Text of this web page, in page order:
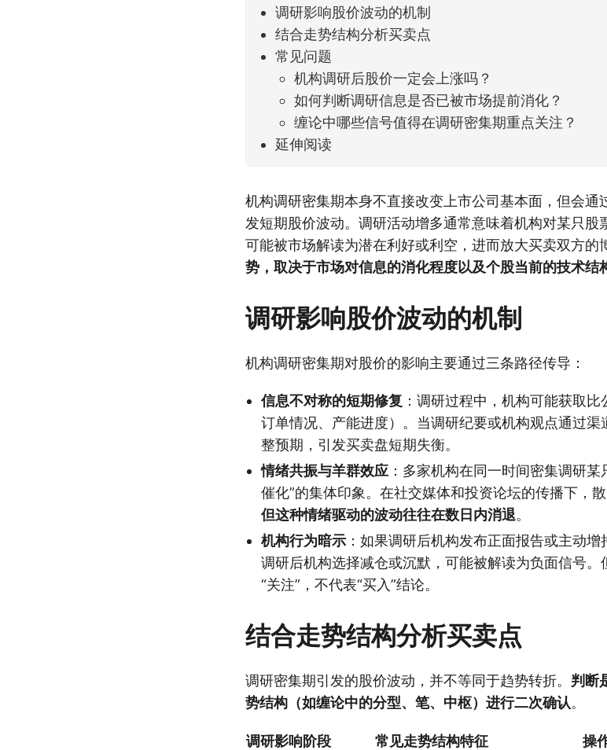
调研影响股价波动的机制
结合走势结构分析买卖点
常见问题
机构调研后股价一定会上涨吗？
如何判断调研信息是否已被市场提前消化？
缠论中哪些信号值得在调研密集期重点关注？
延伸阅读
机构调研密集期本身不直接改变上市公司基本面，但会通
发短期股价波动。调研活动增多通常意味着机构对某只股
可能被市场解读为潜在利好或利空，进而放大买卖双方的
势，取决于市场对信息的消化程度以及个股当前的技术结
调研影响股价波动的机制
机构调研密集期对股价的影响主要通过三条路径传导：
信息不对称的短期修复 ：调研过程中，机构可能获取
订单情况、产能进度）。当调研纪要或机构观点通过
整预期，引发买卖盘短期失衡。
情绪共振与羊群效应 ：多家机构在同一时间密集调研
催化”的集体印象。在社交媒体和投资论坛的传播下，
但这种情绪驱动的波动往往在数日内消退。
机构行为暗示 ：如果调研后机构发布正面报告或主动
调研后机构选择减仓或沉默，可能被解读为负面信号
“关注”，不代表“买入”结论。
结合走势结构分析买卖点
调研密集期引发的股价波动，并不等同于趋势转折。 判断
势结构（如缠论中的分型、笔、中枢）进行二次确认。
调研影响阶段 常见走势结构特征 操